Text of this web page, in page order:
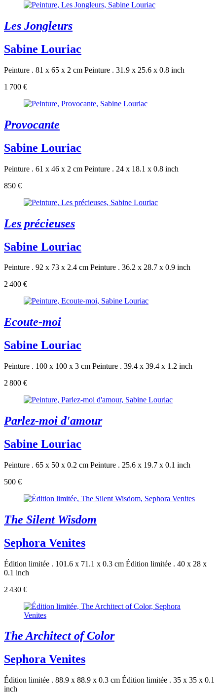
Les Jongleurs
Sabine Louriac
Peinture . 81 x 65 x 2 cm Peinture . 31.9 x 25.6 x 0.8 inch
1 700 €
Provocante
Sabine Louriac
Peinture . 61 x 46 x 2 cm Peinture . 24 x 18.1 x 0.8 inch
850 €
Les précieuses
Sabine Louriac
Peinture . 92 x 73 x 2.4 cm Peinture . 36.2 x 28.7 x 0.9 inch
2 400 €
Ecoute-moi
Sabine Louriac
Peinture . 100 x 100 x 3 cm Peinture . 39.4 x 39.4 x 1.2 inch
2 800 €
Parlez-moi d'amour
Sabine Louriac
Peinture . 65 x 50 x 0.2 cm Peinture . 25.6 x 19.7 x 0.1 inch
500 €
The Silent Wisdom
Sephora Venites
Édition limitée . 101.6 x 71.1 x 0.3 cm Édition limitée . 40 x 28 x
0.1 inch
2 430 €
The Architect of Color
Sephora Venites
Édition limitée . 88.9 x 88.9 x 0.3 cm Édition limitée . 35 x 35 x 0.1
inch